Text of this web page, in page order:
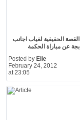
القصة الحقيقية لغياب اجانب
بجة عن مباراة الحكمة
Posted by Elie
February 24, 2012
at 23:05